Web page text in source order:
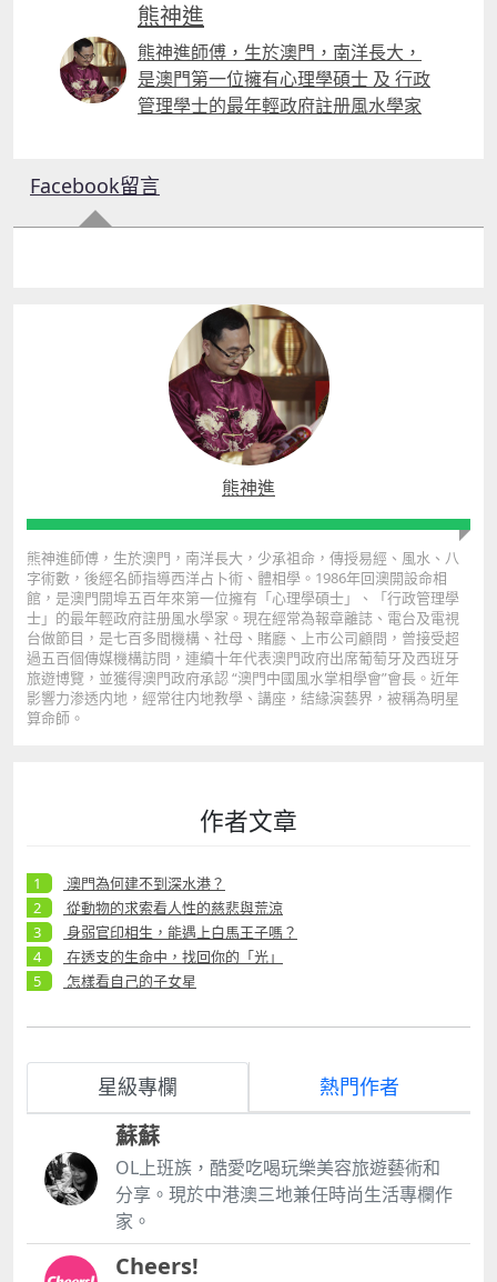
熊神進
熊神進師傅，生於澳門，南洋長大，
是澳門第一位擁有心理學碩士 及 行政
管理學士的最年輕政府註册風水學家
Facebook留言
熊神進
熊神進師傅，生於澳門，南洋長大，少承祖命，傳授易經、風水、八
字術數，後經名師指導西洋占卜術、體相學。1986年回澳開設命相
館，是澳門開埠五百年來第一位擁有「心理學碩士」、「行政管理學
士」的最年輕政府註册風水學家。現在經常為報章離誌、電台及電視
台做節目，是七百多間機構、社母、賭廳、上市公司顧問，曾接受超
過五百個傳媒機構訪問，連續十年代表澳門政府出席葡萄牙及西班牙
旅遊博覽，並獲得澳門政府承認 “澳門中國風水掌相學會”會長。近年
影響力渗透内地，經常往内地教學、講座，結緣演藝界，被稱為明星
算命師。
作者文章
澳門為何建不到深水港？
從動物的求索看人性的慈悲與荒涼
身弱官印相生，能遇上白馬王子嗎？
在透支的生命中，找回你的「光」
怎樣看自己的子女星
星級專欄 熱門作者
蘇蘇
OL上班族，酷愛吃喝玩樂美容旅遊藝術和
分享。現於中港澳三地兼任時尚生活專欄作
家。
Cheers!